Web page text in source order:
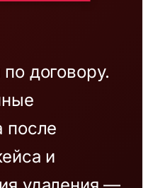
договору.
после
и